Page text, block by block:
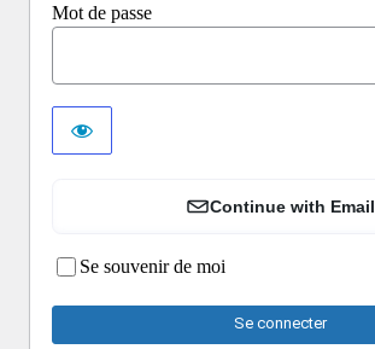
Mot de passe
Continue with Email
Se souvenir de moi